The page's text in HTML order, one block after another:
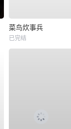
菜鸟炊事兵
已完结